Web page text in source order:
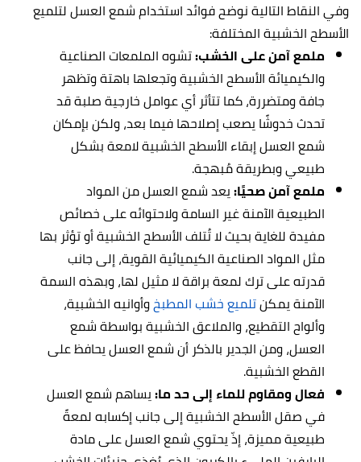
وفي النقاط التالية نوضح فوائد استخدام شمع العسل لتلميع
الأسطح الخشبية المختلفة:
ملمع آمن على الخشب:تشوه الملمعات الصناعية
والكيميائة الأسطح الخشبية وتجعلها باهتة وتظهر
جافة ومتضررة، كما تتأثر أي عوامل خارجية صلبة قد
تحدث خدوشًا يصعب إصلاحها فيما بعد، ولكن بإمكان
شمع العسل إبقاء الأسطح الخشبية لامعة بشكل
طبيعي وبطريقة مُبهجة.
ملمع آمن صحيًا:يعد شمع العسل من المواد
الطبيعية الآمنة غير السامة ولاحتوائه على خصائص
مفيدة للغاية بحيث لا تُتلف الأسطح الخشبية أو تؤثر بها
مثل المواد الصناعية الكيميائية القوية، إلى جانب
قدرته على ترك لمعة براقة لا مثيل لها، وبهذه السمة
الآمنة يمكنتلميع خشب المطبخوأوانيه الخشبية،
وألواح التقطيع، والملاعق الخشبية بواسطة شمع
العسل، ومن الجدير بالذكر أن شمع العسل يحافظ على
القطع الخشبية.
فعال ومقاوم للماء إلى حد ما:يساهم شمع العسل
في صقل الأسطح الخشبية إلى جانب إكسابه لمعةً
طبيعية مميزة، إذّ يحتوي شمع العسل على مادة